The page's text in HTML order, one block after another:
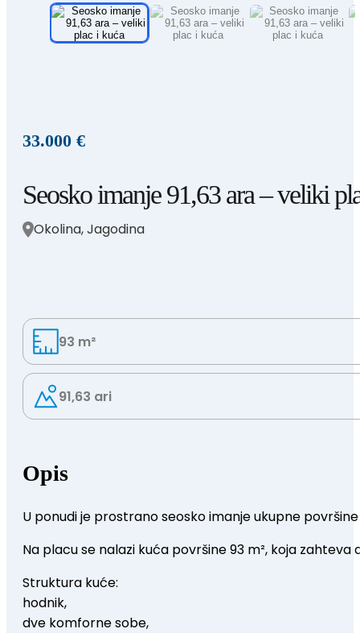
33.000 €
Seosko imanje 91,63 ara – veliki
Okolina, Jagodina
93 m²
91,63 ari
Opis
U ponudi je prostrano seosko imanje ukupne
Na placu se nalazi kuća površine 93 m², koja
Struktura kuće:
hodnik,
dve komforne sobe,